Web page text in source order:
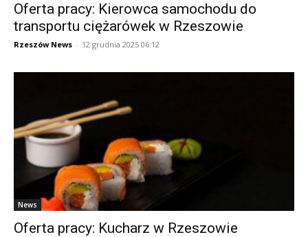
Oferta pracy: Kierowca samochodu do
transportu ciężarówek w Rzeszowie
Rzeszów News - 12 grudnia 2025 06:12
News
Oferta pracy: Kucharz w Rzeszowie